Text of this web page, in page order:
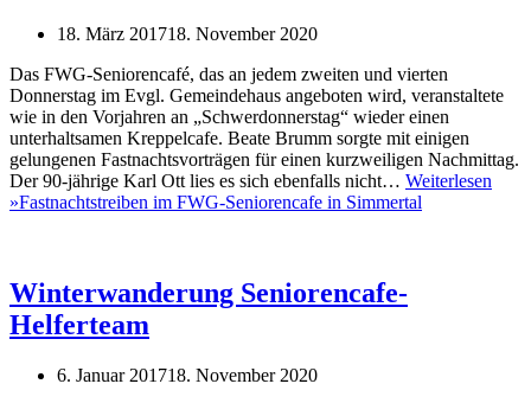
18. März 201718. November 2020
Das FWG-Seniorencafé, das an jedem zweiten und vierten
Donnerstag im Evgl. Gemeindehaus angeboten wird, veranstaltete
wie in den Vorjahren an „Schwerdonnerstag“ wieder einen
unterhaltsamen Kreppelcafe. Beate Brumm sorgte mit einigen
gelungenen Fastnachtsvorträgen für einen kurzweiligen Nachmittag.
Der 90-jährige Karl Ott lies es sich ebenfalls nicht… Weiterlesen
»Fastnachtstreiben im FWG-Seniorencafe in Simmertal
Winterwanderung Seniorencafe-
Helferteam
6. Januar 201718. November 2020